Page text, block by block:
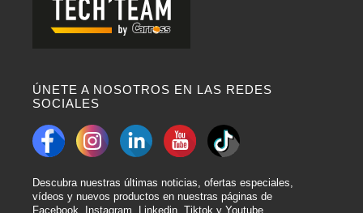
ÚNETE A NOSOTROS EN LAS REDES
SOCIALES
Descubra nuestras últimas noticias, ofertas especiales,
vídeos y nuevos productos en nuestras páginas de
Facebook, Instagram, Linkedin, Tiktok y Youtube